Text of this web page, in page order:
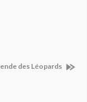
des Léopards